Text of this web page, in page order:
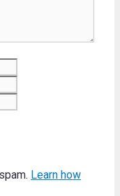
Learn how